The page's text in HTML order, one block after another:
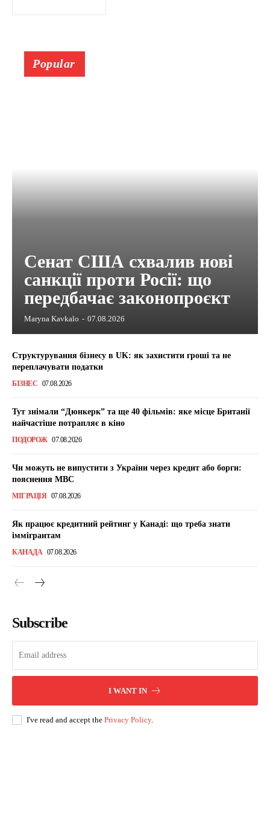
Popular
Сенат США схвалив нові
санкції проти Росії: що
передбачає законопроєкт
Maryna Kavkalo - 07.08.2026
Структурування бізнесу в UK: як захистити гроші та не
переплачувати податки
БІЗНЕС 07.08.2026
Тут знімали “Дюнкерк” та ще 40 фільмів: яке місце Британії
найчастіше потрапляє в кіно
ПОДОРОЖ 07.08.2026
Чи можуть не випустити з України через кредит або борги:
пояснення МВС
МІГРАЦІЯ 07.08.2026
Як працює кредитний рейтинг у Канаді: що треба знати
іммігрантам
КАНАДА 07.08.2026
Subscribe
I WANT IN
I've read and accept the Privacy Policy.